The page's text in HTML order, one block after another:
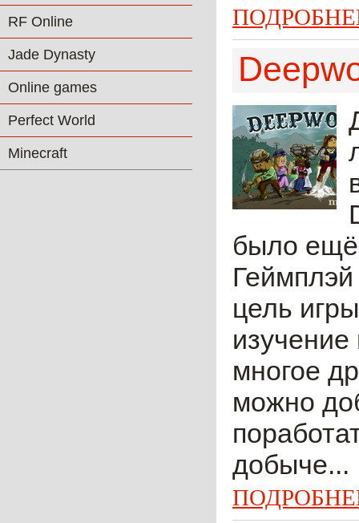
RF Online
Jade Dynasty
Online games
Perfect World
Minecraft
было ещё
цель
многое
можно
добыче...